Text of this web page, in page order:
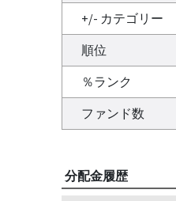
+/- カテゴリー
順位
％ランク
ファンド数
分配金履歴